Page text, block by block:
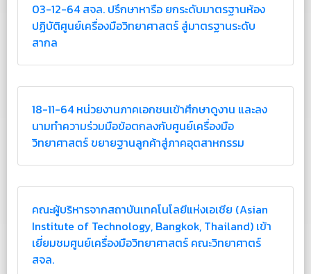
03-12-64 สจล. ปรึกษาหารือ ยกระดับมาตรฐานห้อง
ปฏิบัติศูนย์เครื่องมือวิทยาศาสตร์ สู่มาตรฐานระดับ
สากล
18-11-64 หน่วยงานภาคเอกชนเข้าศึกษาดูงาน และลง
นามทำความร่วมมือข้อตกลงกับศูนย์เครื่องมือ
วิทยาศาสตร์ ขยายฐานลูกค้าสู่ภาคอุตสาหกรรม
คณะผู้บริหารจากสถาบันเทคโนโลยีแห่งเอเชีย (Asian
Institute of Technology, Bangkok, Thailand) เข้า
เยี่ยมชมศูนย์เครื่องมือวิทยาศาสตร์ คณะวิทยาศาตร์
สจล.